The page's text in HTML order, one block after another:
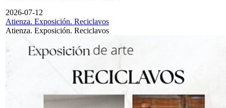
2026-07-12
Atienza. Exposición. Reciclavos
Atienza. Exposición. Reciclavos